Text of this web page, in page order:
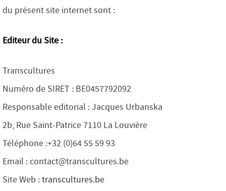
du présent site internet sont :
Editeur du Site :
Transcultures
Numéro de SIRET : BE0457792092
Responsable editorial : Jacques Urbanska
2b, Rue Saint-Patrice 7110 La Louvière
Téléphone :+32 (0)64 55 59 93
Email : contact@transcultures.be
Site Web :transcultures.be